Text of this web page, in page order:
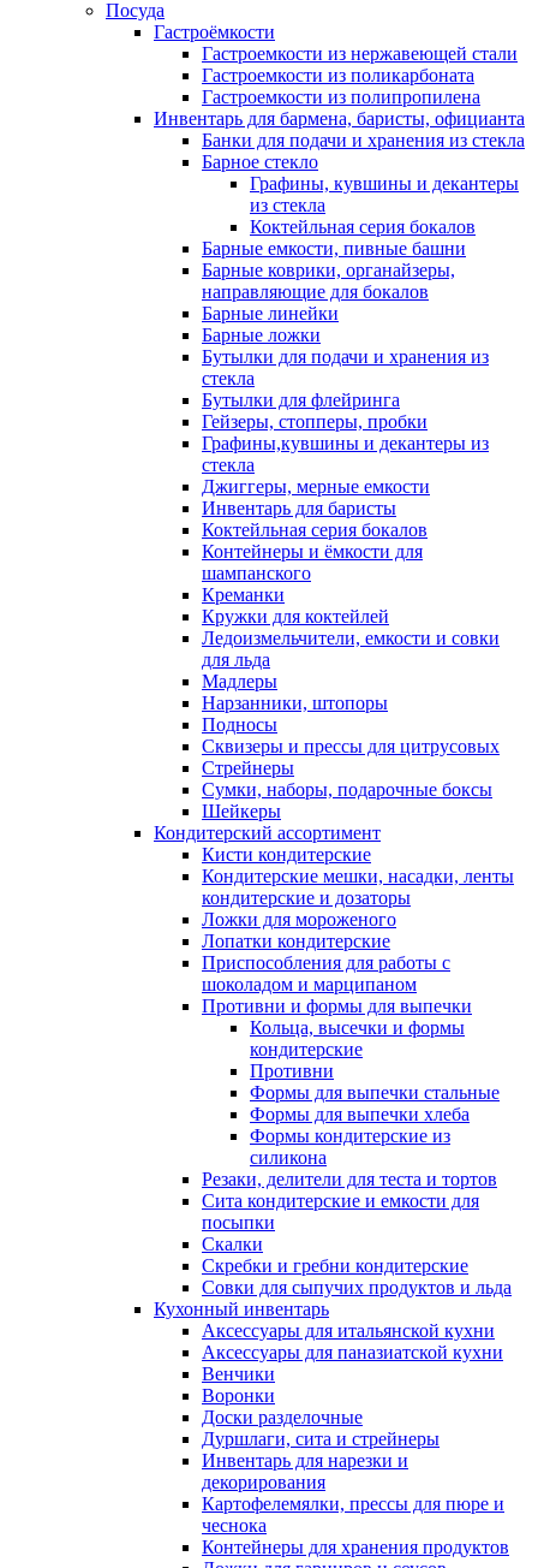
Посуда
Гастроёмкости
Гастроемкости из нержавеющей стали
Гастроемкости из поликарбоната
Гастроемкости из полипропилена
Инвентарь для бармена, баристы, официанта
Банки для подачи и хранения из стекла
Барное стекло
Графины, кувшины и декантеры
из стекла
Коктейльная серия бокалов
Барные емкости, пивные башни
Барные коврики, органайзеры,
направляющие для бокалов
Барные линейки
Барные ложки
Бутылки для подачи и хранения из
стекла
Бутылки для флейринга
Гейзеры, стопперы, пробки
Графины,кувшины и декантеры из
стекла
Джиггеры, мерные емкости
Инвентарь для баристы
Коктейльная серия бокалов
Контейнеры и ёмкости для
шампанского
Креманки
Кружки для коктейлей
Ледоизмельчители, емкости и совки
для льда
Мадлеры
Нарзанники, штопоры
Подносы
Сквизеры и прессы для цитрусовых
Стрейнеры
Сумки, наборы, подарочные боксы
Шейкеры
Кондитерский ассортимент
Кисти кондитерские
Кондитерские мешки, насадки, ленты
кондитерские и дозаторы
Ложки для мороженого
Лопатки кондитерские
Приспособления для работы с
шоколадом и марципаном
Противни и формы для выпечки
Кольца, высечки и формы
кондитерские
Противни
Формы для выпечки стальные
Формы для выпечки хлеба
Формы кондитерские из
силикона
Резаки, делители для теста и тортов
Сита кондитерские и емкости для
посыпки
Скалки
Скребки и гребни кондитерские
Совки для сыпучих продуктов и льда
Кухонный инвентарь
Аксессуары для итальянской кухни
Аксессуары для паназиатской кухни
Венчики
Воронки
Доски разделочные
Дуршлаги, сита и стрейнеры
Инвентарь для нарезки и
декорирования
Картофелемялки, прессы для пюре и
чеснока
Контейнеры для хранения продуктов